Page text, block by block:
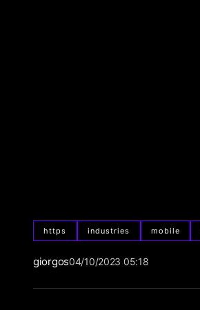
https industries mobile
giorgos04/10/2023 05:18